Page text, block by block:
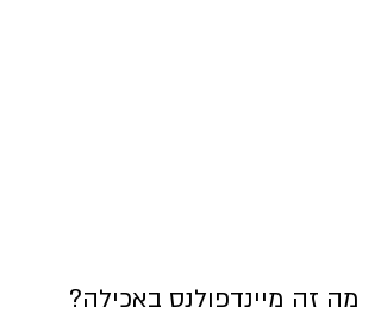
מה זה מיינדפולנס באכילה?